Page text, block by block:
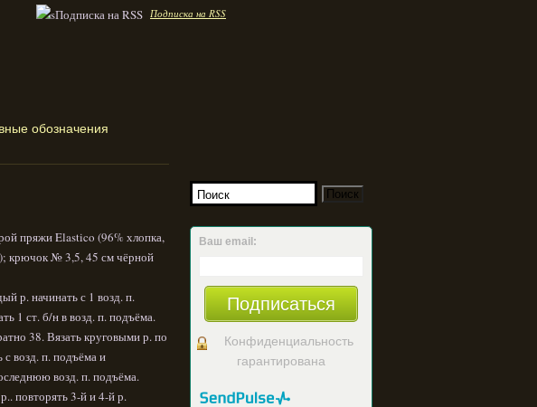
Подписка на RSS
обозначения
пряжи Elastico (96% хлопка,
крючок № 3,5, 45 см чёрной
р. начинать с 1 возд. п.
1 ст. б/н в возд. п. подъёма.
38. Вязать круговыми р. по
возд. п. подъёма и
возд. п. подъёма.
повторять 3-й и 4-й р.
Ваш email:
Подписаться
Конфиденциальность
гарантирована